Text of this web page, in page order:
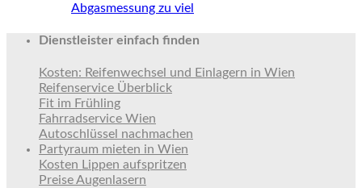
Abgasmessung zu viel
Dienstleister einfach finden
Kosten: Reifenwechsel und Einlagern in Wien
Reifenservice Überblick
Fit im Frühling
Fahrradservice Wien
Autoschlüssel nachmachen
Partyraum mieten in Wien
Kosten Lippen aufspritzen
Preise Augenlasern